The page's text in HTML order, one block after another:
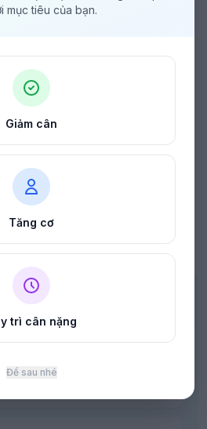
mục tiêu của bạn.
Giảm cân
Tăng cơ
trì cân nặng
Để sau nhé
và chúng tôi sẽ xây dựng thực đơn
bạn.